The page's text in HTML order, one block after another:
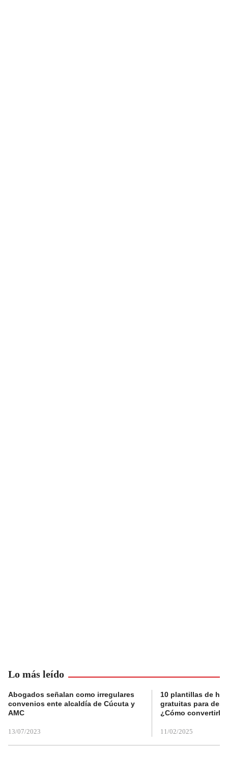
Lo más leído
Abogados señalan como irregulares
convenios ente alcaldía de Cúcuta y
AMC
13/07/2023
10 plantillas de
gratuitas para
¿Cómo convertirla
11/02/2025